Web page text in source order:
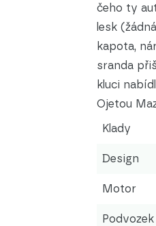
čeho ty
lesk
kapota,
sranda
kluci
Ojetou
Klady
Design
Motor
Podvozek